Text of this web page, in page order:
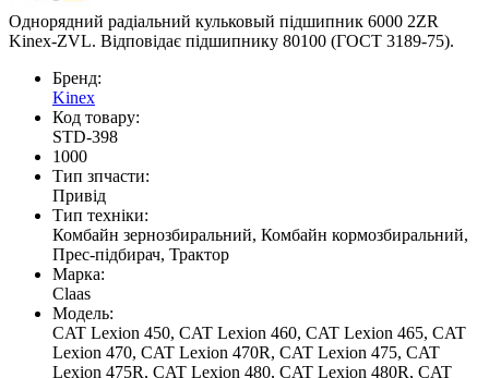
Однорядний радіальний кульковый підшипник 6000 2ZR
Kinex-ZVL. Відповідає підшипнику 80100 (ГОСТ 3189-75).
Бренд:
Kinex
Код товару:
STD-398
1000
Тип зпчасти:
Привід
Тип техніки:
Комбайн зернозбиральний, Комбайн кормозбиральний,
Прес-підбирач, Трактор
Марка:
Claas
Модель:
CAT Lexion 450, CAT Lexion 460, CAT Lexion 465, CAT
Lexion 470, CAT Lexion 470R, CAT Lexion 475, CAT
Lexion 475R, CAT Lexion 480, CAT Lexion 480R, CAT